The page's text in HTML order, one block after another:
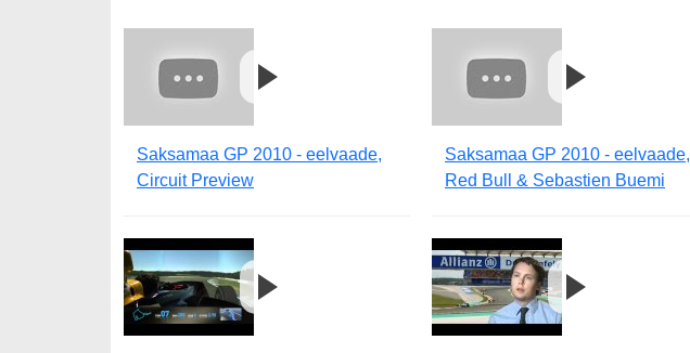
Saksamaa GP 2010 - eelvaade,
Circuit Preview
Saksamaa GP 2010 - eelvaade,
Red Bull & Sebastien Buemi